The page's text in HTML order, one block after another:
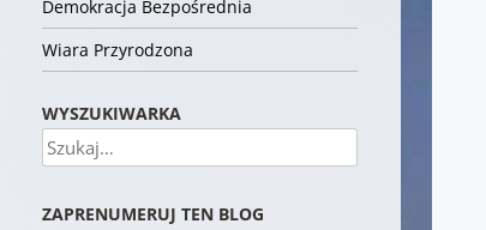
Demokracja Bezpośrednia
Wiara Przyrodzona
WYSZUKIWARKA
Szukaj
ZAPRENUMERUJ TEN BLOG